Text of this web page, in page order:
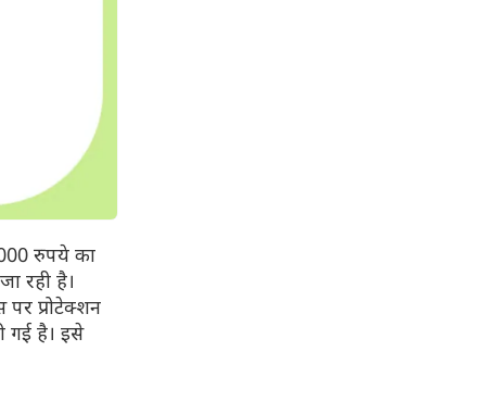
रुपये का
रही है।
प्रोटेक्शन
गई है। इसे